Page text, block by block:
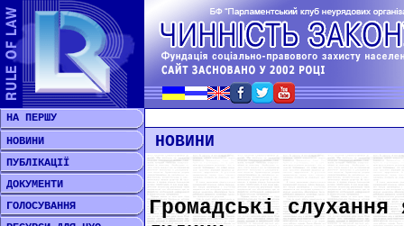
НА ПЕРШУ
НОВИНИ
ПУБЛІКАЦІЇ
ДОКУМЕНТИ
ГОЛОСУВАННЯ
НОВИНИ
Громадські